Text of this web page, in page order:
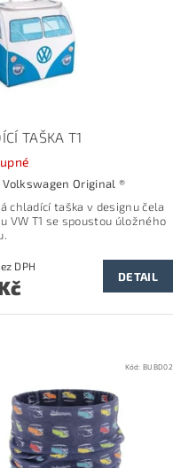
TAŠKA T1
Volkswagen Original ®
chladící taška v designu čela
VW T1 se spoustou úložného
Kč bez DPH
DETAIL
Kód:BUBD02